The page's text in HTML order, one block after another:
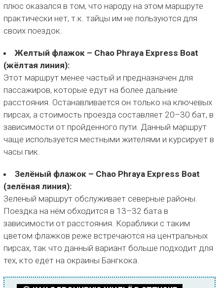
плюс оказался в том, что народу на этом маршруте
практически нет, т.к. тайцы им не пользуются для
своих поездок.
Желтый флажок – Chao Phraya Express Boat
(жёлтая линия):
Этот маршрут менее частый и предназначен для
пассажиров, которые едут на более дальние
расстояния. Останавливается он только на ключевых
пирсах, а стоимость проезда составляет 20–30 бат, в
зависимости от пройденного пути. Данный маршрут
чаще используется местными жителями и курсирует в
часы пик.
Зелёный флажок – Chao Phraya Express Boat
(зелёная линия):
Зеленый маршрут обслуживает северные районы.
Поездка на нём обходится в 13–32 бата в
зависимости от расстояния. Кораблики с таким
цветом флажков реже встречаются на центральных
пирсах, так что данный вариант больше подходит для
тех, кто едет на окраины Бангкока.